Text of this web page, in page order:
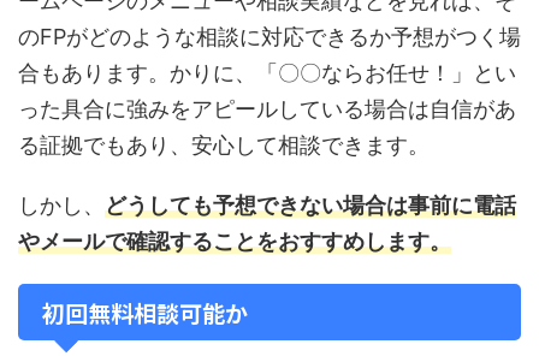
のFPがどのような相談に対応できるか予想がつく場
合もあります。かりに、「〇〇ならお任せ！」とい
った具合に強みをアピールしている場合は自信があ
る証拠でもあり、安心して相談できます。
しかし、 どうしても予想できない場合は事前に電話
やメールで確認することをおすすめします。
初回無料相談可能か